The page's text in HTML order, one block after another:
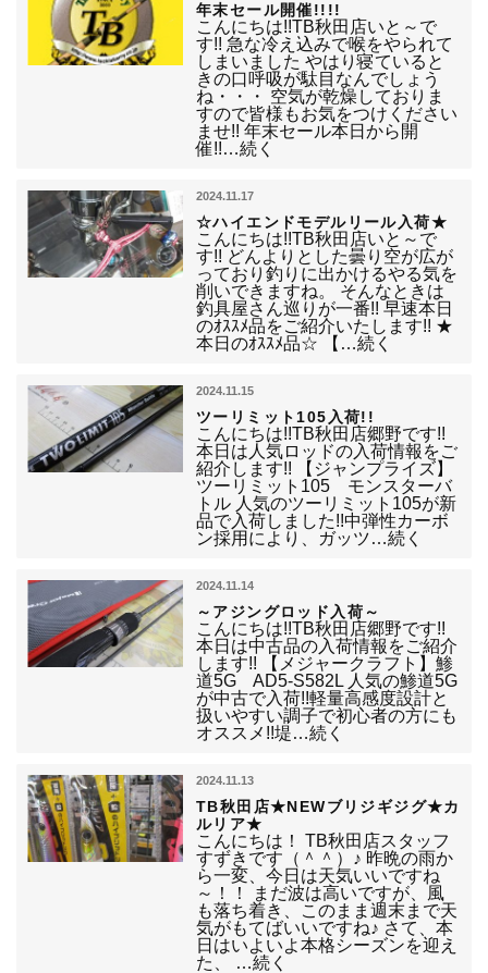
年末セール開催!!!!
こんにちは!!TB秋田店いと～で
す!! 急な冷え込みで喉をやられて
しまいました やはり寝ていると
きの口呼吸が駄目なんでしょう
ね・・・ 空気が乾燥しておりま
すので皆様もお気をつけください
ませ!! 年末セール本日から開
催!!…続く
2024.11.17
☆ハイエンドモデルリール入荷★
こんにちは!!TB秋田店いと～で
す!! どんよりとした曇り空が広が
っており釣りに出かけるやる気を
削いできますね。 そんなときは
釣具屋さん巡りが一番!! 早速本日
のｵｽｽﾒ品をご紹介いたします!! ★
本日のｵｽｽﾒ品☆ 【…続く
2024.11.15
ツーリミット105入荷!!
こんにちは!!TB秋田店郷野です!!
本日は人気ロッドの入荷情報をご
紹介します!! 【ジャンプライズ】
ツーリミット105 モンスターバ
トル 人気のツーリミット105が新
品で入荷しました!!中弾性カーボ
ン採用により、ガッツ…続く
2024.11.14
～アジングロッド入荷～
こんにちは!!TB秋田店郷野です!!
本日は中古品の入荷情報をご紹介
します!! 【メジャークラフト】鯵
道5G AD5-S582L 人気の鯵道5G
が中古で入荷!!軽量高感度設計と
扱いやすい調子で初心者の方にも
オススメ!!堤…続く
2024.11.13
TB秋田店★NEWブリジギジグ★カ
ルリア★
こんにちは！ TB秋田店スタッフ
すずきです（＾＾）♪ 昨晩の雨か
ら一変、今日は天気いいですね
～！！ まだ波は高いですが、風
も落ち着き、このまま週末まで天
気がもてばいいですね♪ さて、本
日はいよいよ本格シーズンを迎え
た、 …続く